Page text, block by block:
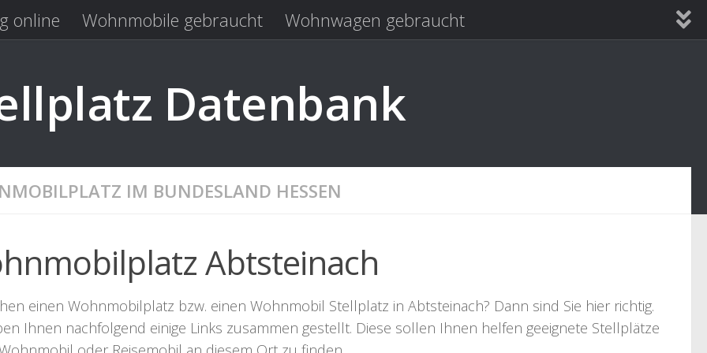
online Wohnmobile gebraucht
Wohnwagen gebraucht
Datenbank
IM BUNDESLAND HESSEN
Abtsteinach
einen Wohnmobilplatz bzw. einen Wohnmobil Stellplatz in Abtsteinach? Dann sind Sie hier richtig.
Ihnen nachfolgend einige Links zusammen gestellt. Diese sollen Ihnen helfen geeignete Stellplätze